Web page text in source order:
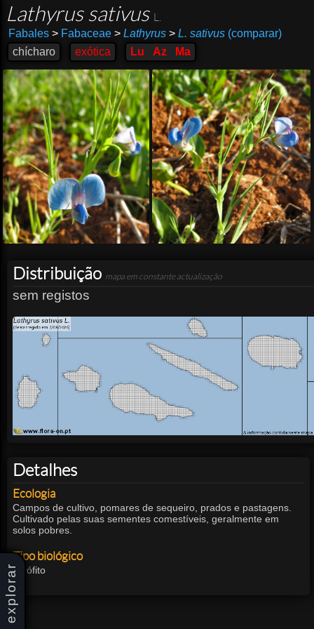
explorar
Lathyrus sativus
Fabales >Fabaceae > Lathyrus > L. sativus(comparar)
chícharo
exótica Lu Az Ma
Distribuição mapa em constante actualização
sem registos
Detalhes
Ecologia
Campos de cultivo, pomares de sequeiro, prados e pastagens.
Cultivado pelas suas sementes comestíveis, geralmente em
solos pobres.
Tipo biológico
Terófito